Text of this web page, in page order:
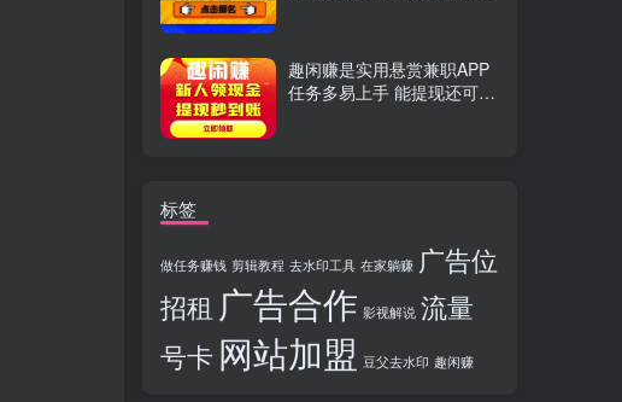
趣闲赚是实用悬赏兼职APP
任务多易上手 能提现还可邀
标签
做任务赚钱 剪辑教程 去水印工具 在家躺赚 广告位
招租 广告合作 影视解说 流量
号卡 网站加盟 豆父去水印 趣闲赚